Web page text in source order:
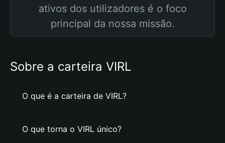
ativos dos utilizadores é o foco
principal da nossa missão.
Sobre a carteira VIRL
O que é a carteira de VIRL?
O que torna o VIRL único?